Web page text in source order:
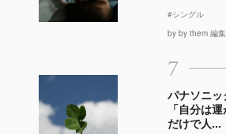
#シングル
by by them 編
7
パナソニッ
「自分は
だけで人...